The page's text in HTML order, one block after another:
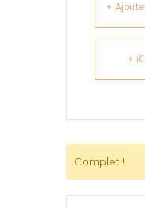
+
+
Complet !